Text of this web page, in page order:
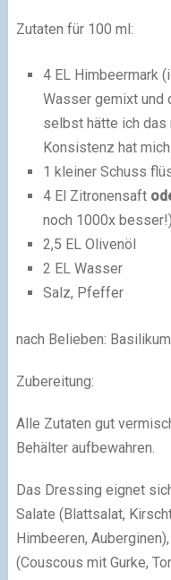
Zutaten für 100 ml:
4 EL Himbeermark
Wasser gemixt und
selbst hätte ich das
Konsistenz hat
1 kleiner Schuss
4 El Zitronensaft
noch 1000x besser!)
2,5 EL Olivenöl
2 EL Wasser
Salz, Pfeffer
nach Belieben:
Zubereitung:
Alle Zutaten gut
Behälter aufbewahren.
Das Dressing eignet
Salate (Blattsalat,
Himbeeren,
(Couscous mit Gurke,